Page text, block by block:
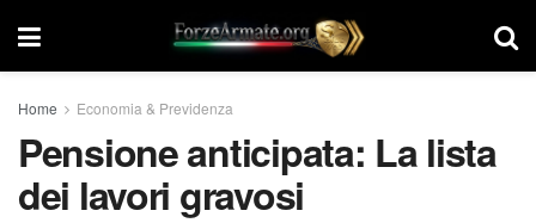
Home Economia & Previdenza
Pensione anticipata: La lista
dei lavori gravosi